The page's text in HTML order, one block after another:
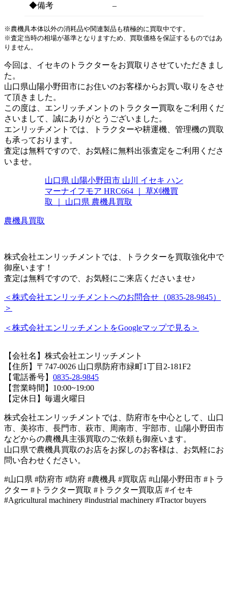
◆備考 –
※農機具本体以外の消耗品や関連製品も積極的に買取中です。
※査定当時の相場が基準となりますため、買取価格を保証するものではあ
りません。
今回は、イセキのトラクターをお買取りさせていただきまし
た。
山口県山陽小野田市にお住いのお客様からお買い取りをさせ
て頂きました。
この度は、エンリッチメントのトラクター買取をご利用くだ
さいまして、誠にありがとうございました。
エンリッチメントでは、トラクターや耕運機、管理機の買取
も承っております。
査定は無料ですので、お気軽に無料出張査定をご利用くださ
いませ。
山口県 山陽小野田市 山川 イセキ ハン
マーナイフモア HRC664 ｜ 草刈機買
取 ｜ 山口県 農機具買取
農機具買取
株式会社エンリッチメントでは、トラクターを買取強化中で
御座います！
査定は無料ですので、お気軽にご来店くださいませ♪
＜株式会社エンリッチメントへのお問合せ（0835-28-9845）
＞
＜株式会社エンリッチメントをGoogleマップで見る＞
【会社名】株式会社エンリッチメント
【住所】〒747-0026 山口県防府市緑町1丁目2-181F2
【電話番号】 0835-28-9845
【営業時間】10:00~19:00
【定休日】毎週火曜日
株式会社エンリッチメントでは、防府市を中心として、山口
市、美祢市、長門市、萩市、周南市、宇部市、山陽小野田市
などからの農機具主張買取のご依頼も御座います。
山口県で農機具買取のお店をお探しのお客様は、お気軽にお
問い合わせください。
#山口県 #防府市 #防府 #農機具 #買取店 #山陽小野田市 #トラ
クター #トラクター買取 #トラクター買取店 #イセキ
#Agricultural machinery #industrial machinery #Tractor buyers